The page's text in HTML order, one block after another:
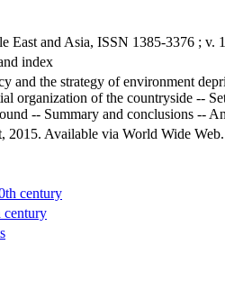
East and Asia, ISSN 1385-3376 ; v.
index
and the strategy of environment
organization of the countryside --
-- Summary and conclusions --
Available via World Wide
century
century